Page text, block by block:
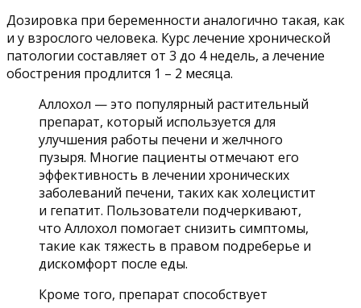
Дозировка при беременности аналогично такая, как
и у взрослого человека. Курс лечение хронической
патологии составляет от 3 до 4 недель, а лечение
обострения продлится 1 – 2 месяца.
Аллохол — это популярный растительный
препарат, который используется для
улучшения работы печени и желчного
пузыря. Многие пациенты отмечают его
эффективность в лечении хронических
заболеваний печени, таких как холецистит
и гепатит. Пользователи подчеркивают,
что Аллохол помогает снизить симптомы,
такие как тяжесть в правом подреберье и
дискомфорт после еды.
Кроме того, препарат способствует